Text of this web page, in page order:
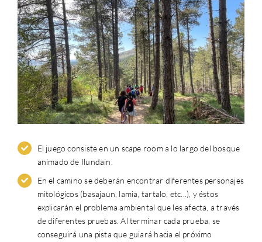
El juego consiste en un scape room a lo largo del bosque
animado de Ilundain.
En el camino se deberán encontrar diferentes personajes
mitológicos (basajaun, lamia, tartalo, etc...), y éstos
explicarán el problema ambiental que les afecta, a través
de diferentes pruebas. Al terminar cada prueba, se
conseguirá una pista que guiará hacia el próximo